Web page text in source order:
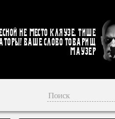
не место кляузе. Тише
Ваше слово товарищ
Маузер